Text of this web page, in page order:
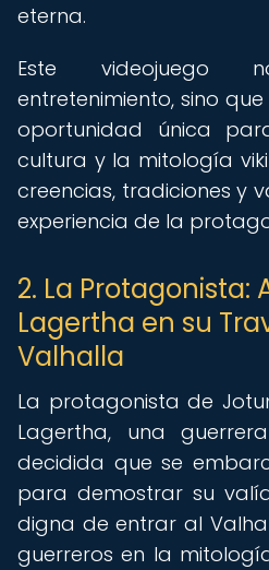
eterna.
Este videojuego
entretenimiento, sino
oportunidad única
cultura y la mitología
creencias, tradiciones y
experiencia de la
2. La
Lagertha en su
Valhalla
La protagonista de
Lagertha, una
decidida que se
para demostrar su
digna de entrar al
guerreros en la